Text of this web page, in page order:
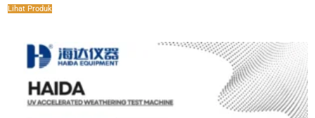
Lihat Produk